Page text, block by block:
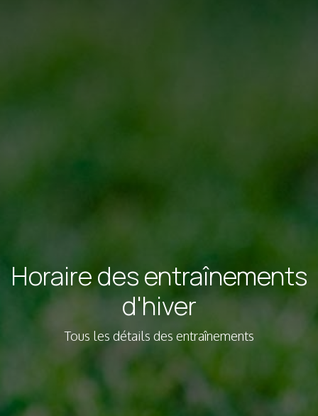
Horaire des entraînements
d'hiver
Tous les détails des entraînements